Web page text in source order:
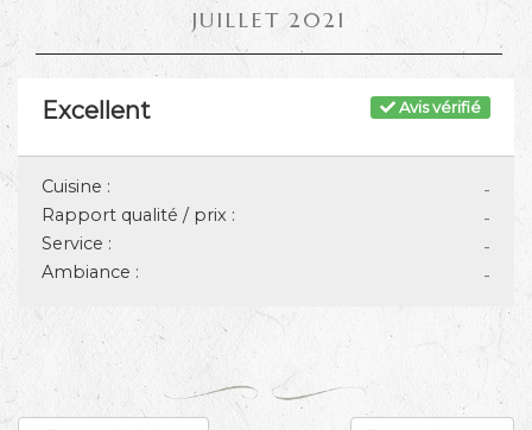
JUILLET 2021
Avis vérifié
Excellent
-
Cuisine :
-
Rapport qualité / prix :
-
Service :
-
Ambiance :